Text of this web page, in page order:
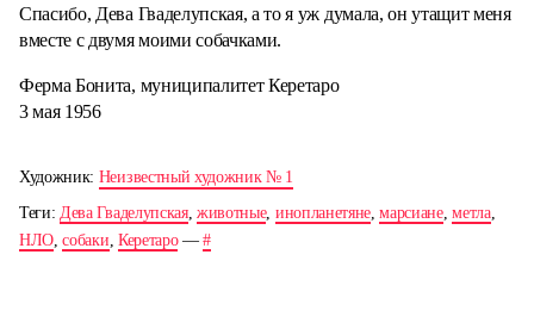
Спасибо, Дева Гваделупская, а то я уж думала, он утащит меня
вместе с двумя моими собачками.
Ферма Бонита, муниципалитет Керетаро
3 мая 1956
Художник: Неизвестный художник № 1
Теги: Дева Гваделупская,животные, инопланетяне ,марсиане,метла,
НЛО ,собаки Керетаро—#